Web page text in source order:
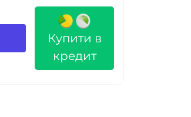
Купити в
кредит